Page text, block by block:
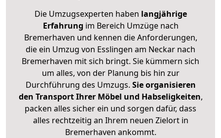
Die Umzugsexperten haben langjährige
Erfahrung im Bereich Umzüge nach
Bremerhaven und kennen die Anforderungen,
die ein Umzug von Esslingen am Neckar nach
Bremerhaven mit sich bringt. Sie kümmern sich
um alles, von der Planung bis hin zur
Durchführung des Umzugs. Sie organisieren
den Transport Ihrer Möbel und Habseligkeiten,
packen alles sicher ein und sorgen dafür, dass
alles rechtzeitig an Ihrem neuen Zielort in
Bremerhaven ankommt.